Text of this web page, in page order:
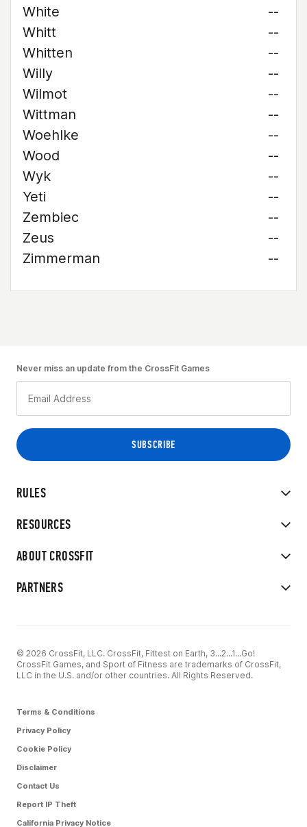
White
--
Whitt
--
Whitten
--
Willy
--
Wilmot
--
Wittman
--
Woehlke
--
Wood
--
Wyk
--
Yeti
--
Zembiec
--
Zeus
--
Zimmerman
--
RULES
RESOURCES
ABOUT CROSSFIT
PARTNERS
Never miss an update from the CrossFit Games
© 2026 CrossFit, LLC. CrossFit, Fittest on Earth, 3...2...1...Go!
CrossFit Games, and Sport of Fitness are trademarks of CrossFit,
LLC in the U.S. and/or other countries. All Rights Reserved.
Terms & Conditions
Privacy Policy
Cookie Policy
Disclaimer
Contact Us
Report IP Theft
California Privacy Notice